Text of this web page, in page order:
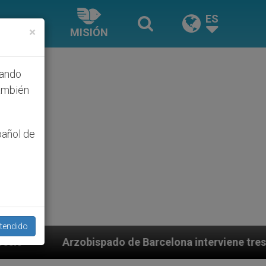
MISIÓN
ES
de Barcelona interviene tres fundaciones
×
de